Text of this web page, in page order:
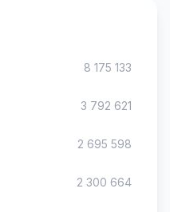
8 175 133
3 792 621
2 695 598
2 300 664